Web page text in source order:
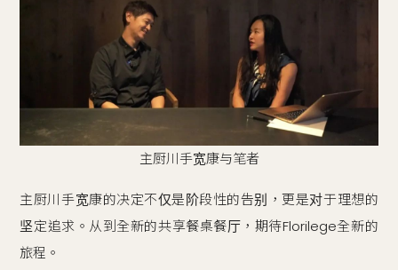
主厨川手宽康与笔者
主厨川手宽康的决定不仅是阶段性的告别，更是对于理想的
坚定追求。从到全新的共享餐桌餐厅，期待Florilege全新的
旅程。